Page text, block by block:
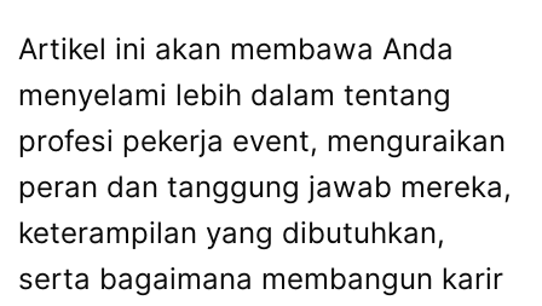
Artikel ini akan membawa Anda
menyelami lebih dalam tentang
profesi pekerja event, menguraikan
peran dan tanggung jawab mereka,
keterampilan yang dibutuhkan,
serta bagaimana membangun karir